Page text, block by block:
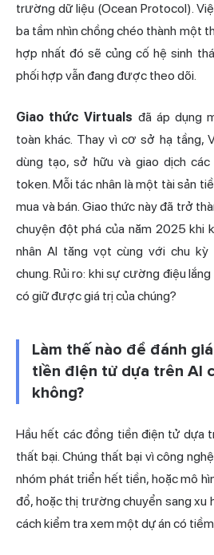
trường dữ liệu (Ocean Protocol).
ba tầm nhìn chồng chéo thành một
hợp nhất đó sẽ củng cố hệ sinh
phối hợp vẫn đang được theo dõi.
Giao thức Virtuals đã áp dụng
toàn khác. Thay vì cơ sở hạ tầng,
dùng tạo, sở hữu và giao dịch
token. Mỗi tác nhân là một tài sản
mua và bán. Giao thức này đã trở
chuyện đột phá của năm 2025 khi
nhân AI tăng vọt cùng với chu
chung. Rủi ro: khi sự cường điệu
có giữ được giá trị của chúng?
Làm thế nào để đánh
tiền điện tử dựa trên AI
không?
Hầu hết các đồng tiền điện tử dựa
thất bại. Chúng thất bại vì công
nhóm phát triển hết tiền, hoặc mô
đổ, hoặc thị trường chuyển sang xu
cách kiểm tra xem một dự án có